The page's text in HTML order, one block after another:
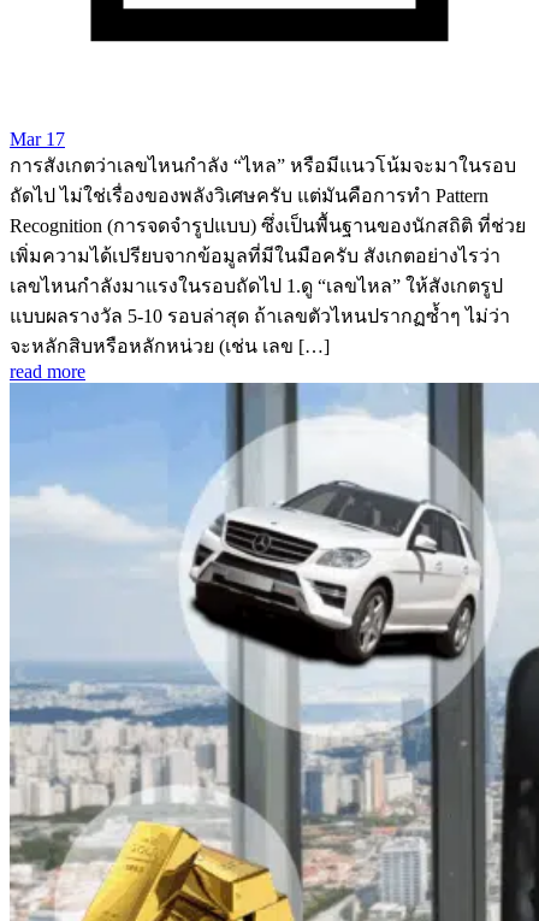
Mar 17
การสังเกตว่าเลขไหนกำลัง “ไหล” หรือมีแนวโน้มจะมาในรอบ
ถัดไป ไม่ใช่เรื่องของพลังวิเศษครับ แต่มันคือการทำ Pattern
Recognition (การจดจำรูปแบบ) ซึ่งเป็นพื้นฐานของนักสถิติ ที่ช่วย
เพิ่มความได้เปรียบจากข้อมูลที่มีในมือครับ สังเกตอย่างไรว่า
เลขไหนกำลังมาแรงในรอบถัดไป 1.ดู “เลขไหล” ให้สังเกตรูป
แบบผลรางวัล 5-10 รอบล่าสุด ถ้าเลขตัวไหนปรากฏซ้ำๆ ไม่ว่า
จะหลักสิบหรือหลักหน่วย (เช่น เลข […]
read more